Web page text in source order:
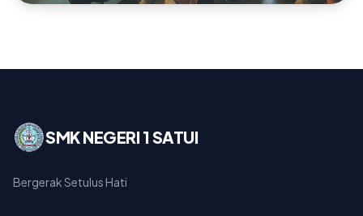
SMK NEGERI 1 SATUI
Bergerak Setulus Hati